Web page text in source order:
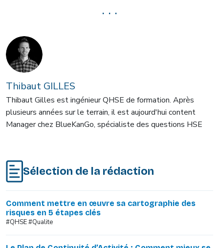
. . .
Thibaut GILLES
Thibaut Gilles est ingénieur QHSE de formation. Après
plusieurs années sur le terrain, il est aujourd'hui content
Manager chez BlueKanGo, spécialiste des questions HSE
Sélection de la rédaction
Comment mettre en œuvre sa cartographie des
risques en 5 étapes clés
#QHSE #Qualite